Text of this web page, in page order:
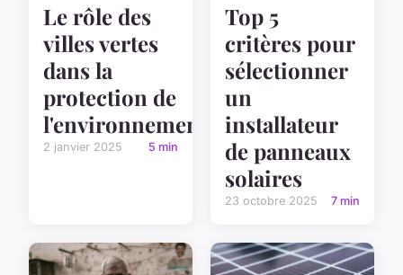
Le rôle des
villes vertes
dans la
protection de
l'environnement
2 janvier 2025 5 min
Top 5
critères pour
sélectionner
un
installateur
de panneaux
solaires
23 octobre 2025 7 min